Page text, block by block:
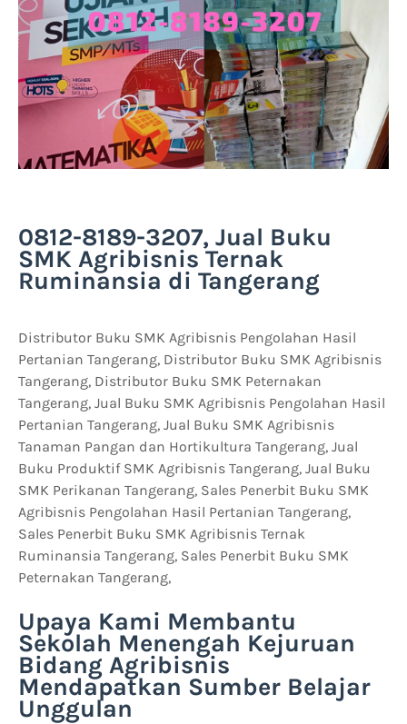
0812-8189-3207, Jual Buku
SMK Agribisnis Ternak
Ruminansia di Tangerang
Distributor Buku SMK Agribisnis Pengolahan Hasil
Pertanian Tangerang, Distributor Buku SMK Agribisnis
Tangerang, Distributor Buku SMK Peternakan
Tangerang, Jual Buku SMK Agribisnis Pengolahan Hasil
Pertanian Tangerang, Jual Buku SMK Agribisnis
Tanaman Pangan dan Hortikultura Tangerang, Jual
Buku Produktif SMK Agribisnis Tangerang, Jual Buku
SMK Perikanan Tangerang, Sales Penerbit Buku SMK
Agribisnis Pengolahan Hasil Pertanian Tangerang,
Sales Penerbit Buku SMK Agribisnis Ternak
Ruminansia Tangerang, Sales Penerbit Buku SMK
Peternakan Tangerang,
Upaya Kami Membantu
Sekolah Menengah Kejuruan
Bidang Agribisnis
Mendapatkan Sumber Belajar
Unggulan